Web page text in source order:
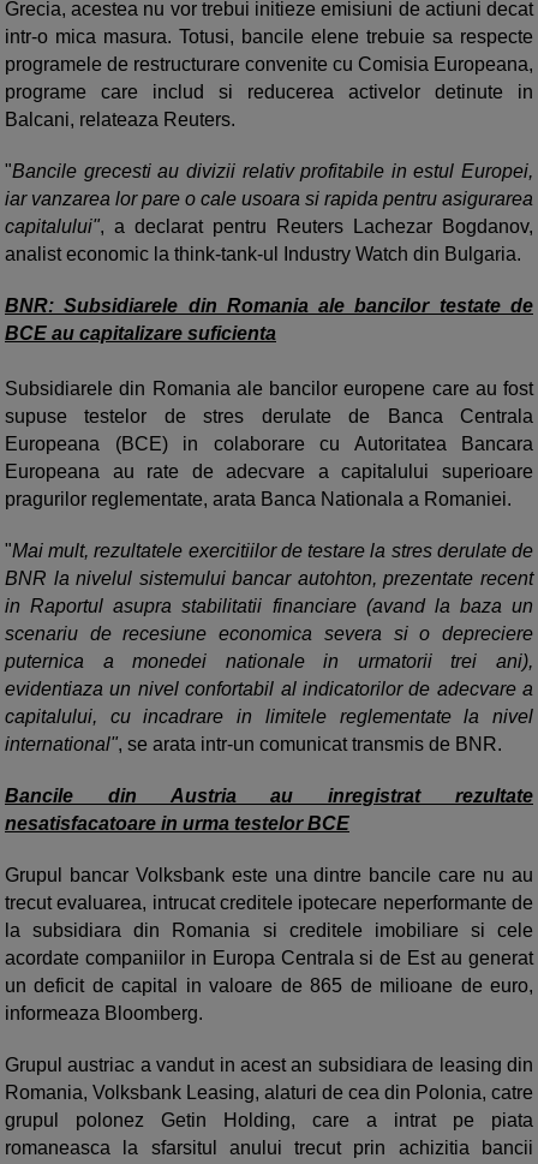
Grecia, acestea nu vor trebui initieze emisiuni de actiuni decat
intr-o mica masura. Totusi, bancile elene trebuie sa respecte
programele de restructurare convenite cu Comisia Europeana,
programe care includ si reducerea activelor detinute in
Balcani, relateaza Reuters.
"Bancile grecesti au divizii relativ profitabile in estul Europei,
iar vanzarea lor pare o cale usoara si rapida pentru asigurarea
capitalului", a declarat pentru Reuters Lachezar Bogdanov,
analist economic la think-tank-ul Industry Watch din Bulgaria.
BNR: Subsidiarele din Romania ale bancilor testate de
BCE au capitalizare suficienta
Subsidiarele din Romania ale bancilor europene care au fost
supuse testelor de stres derulate de Banca Centrala
Europeana (BCE) in colaborare cu Autoritatea Bancara
Europeana au rate de adecvare a capitalului superioare
pragurilor reglementate, arata Banca Nationala a Romaniei.
"Mai mult, rezultatele exercitiilor de testare la stres derulate de
BNR la nivelul sistemului bancar autohton, prezentate recent
in Raportul asupra stabilitatii financiare (avand la baza un
scenariu de recesiune economica severa si o depreciere
puternica a monedei nationale in urmatorii trei ani),
evidentiaza un nivel confortabil al indicatorilor de adecvare a
capitalului, cu incadrare in limitele reglementate la nivel
international", se arata intr-un comunicat transmis de BNR.
Bancile din Austria au inregistrat rezultate
nesatisfacatoare in urma testelor BCE
Grupul bancar Volksbank este una dintre bancile care nu au
trecut evaluarea, intrucat creditele ipotecare neperformante de
la subsidiara din Romania si creditele imobiliare si cele
acordate companiilor in Europa Centrala si de Est au generat
un deficit de capital in valoare de 865 de milioane de euro,
informeaza Bloomberg.
Grupul austriac a vandut in acest an subsidiara de leasing din
Romania, Volksbank Leasing, alaturi de cea din Polonia, catre
grupul polonez Getin Holding, care a intrat pe piata
romaneasca la sfarsitul anului trecut prin achizitia bancii